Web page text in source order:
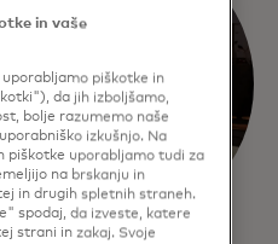
in vaše
piškotke in
da jih izboljšamo,
bolje razumemo naše
izkušnjo. Na
piškotke uporabljamo tudi za
na brskanju in
in drugih spletnih straneh.
spodaj, da izveste, katere
strani in zakaj. Svoje